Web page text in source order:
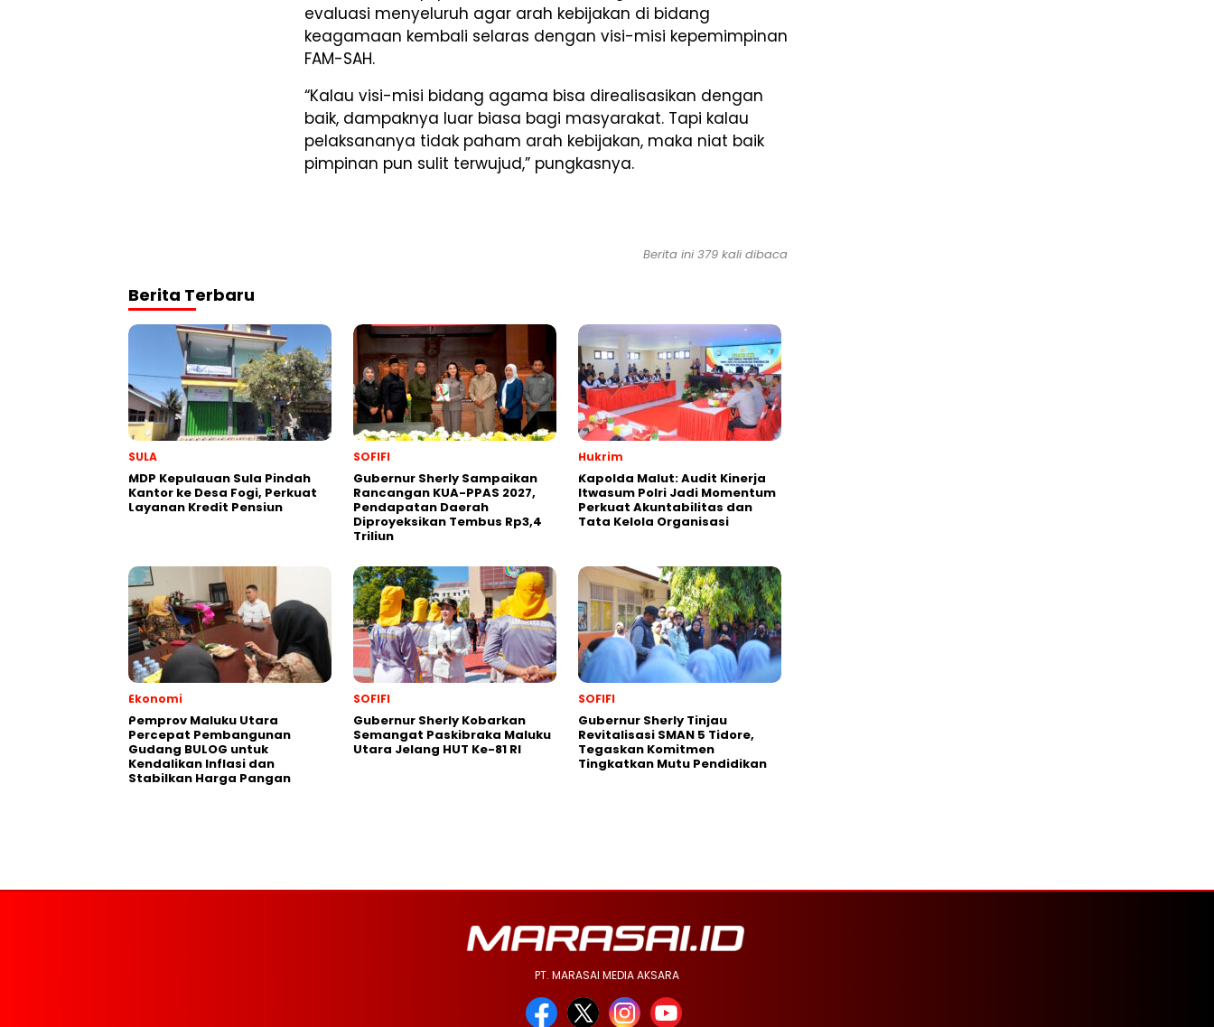
evaluasi menyeluruh agar arah kebijakan di bidang
keagamaan kembali selaras dengan visi-misi kepemimpinan
FAM-SAH.
“Kalau visi-misi bidang agama bisa direalisasikan dengan
baik, dampaknya luar biasa bagi masyarakat. Tapi kalau
pelaksananya tidak paham arah kebijakan, maka niat baik
pimpinan pun sulit terwujud,” pungkasnya.
Berita ini 379 kali dibaca
Berita Terbaru
SULA
MDP Kepulauan Sula Pindah
Kantor ke Desa Fogi, Perkuat
Layanan Kredit Pensiun
SOFIFI
Gubernur Sherly Sampaikan
Rancangan KUA-PPAS 2027,
Pendapatan Daerah
Diproyeksikan Tembus Rp3,4
Triliun
Hukrim
Kapolda Malut: Audit Kinerja
Itwasum Polri Jadi Momentum
Perkuat Akuntabilitas dan
Tata Kelola Organisasi
Ekonomi
Pemprov Maluku Utara
Percepat Pembangunan
Gudang BULOG untuk
Kendalikan Inflasi dan
Stabilkan Harga Pangan
SOFIFI
Gubernur Sherly Kobarkan
Semangat Paskibraka Maluku
Utara Jelang HUT Ke-81 RI
SOFIFI
Gubernur Sherly Tinjau
Revitalisasi SMAN 5 Tidore,
Tegaskan Komitmen
Tingkatkan Mutu Pendidikan
PT. MARASAI MEDIA AKSARA